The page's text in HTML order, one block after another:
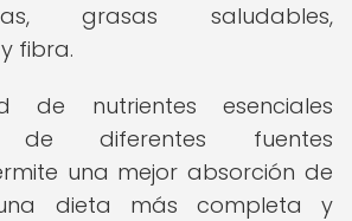
grasas saludables,
fibra.
de nutrientes esenciales
de diferentes fuentes
una mejor absorción de
dieta más completa y